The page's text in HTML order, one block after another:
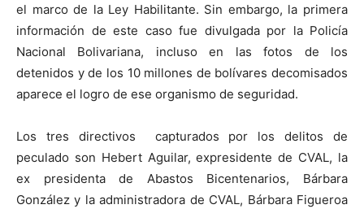
el marco de la Ley Habilitante. Sin embargo, la primera
información de este caso fue divulgada por la Policía
Nacional Bolivariana, incluso en las fotos de los
detenidos y de los 10 millones de bolívares decomisados
aparece el logro de ese organismo de seguridad.
Los tres directivos capturados por los delitos de
peculado son Hebert Aguilar, expresidente de CVAL, la
ex presidenta de Abastos Bicentenarios, Bárbara
González y la administradora de CVAL, Bárbara Figueroa